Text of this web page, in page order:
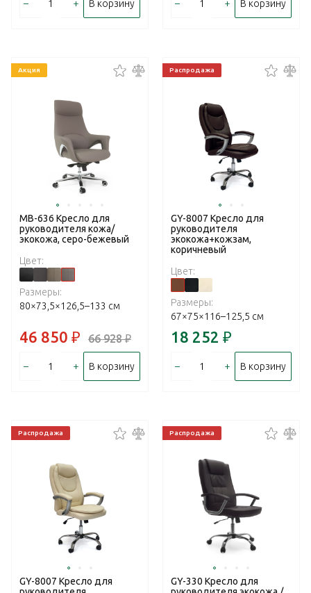
– + В корзину – + В корзину
Акция
MB-636 Кресло для
руководителя кожа/
экокожа, серо-бежевый
Цвет:
Размеры:
80×73,5×126,5–133 см
46 850 ₽ 66 928₽
– + В корзину
Распродажа
GY-8007 Кресло для
руководителя
экокожа+кожзам,
коричневый
Цвет:
Размеры:
67×75×116–125,5 см
18 252 ₽
– + В корзину
Распродажа
GY-8007 Кресло для
Распродажа
GY-330 Кресло для